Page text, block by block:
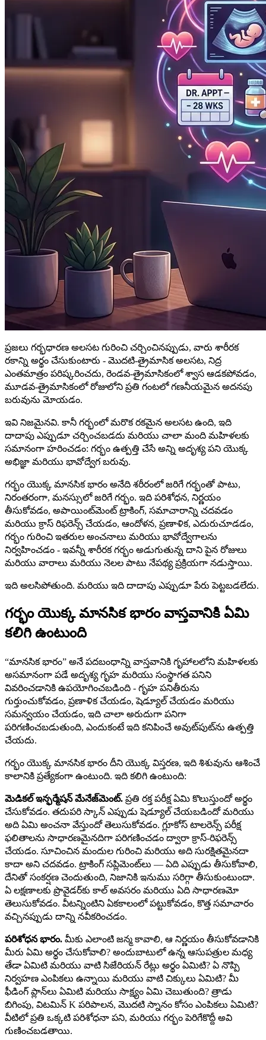
ప్రజలు గర్భధారణ అలసట గురించి చర్చించినప్పుడు, వారు శారీరక
రకాన్ని అర్థం చేసుకుంటారు - మొదటి-త్రైమాసిక అలసట, నిద్ర
ఎంతమాత్రం పరిష్కరించదు, రెండవ-త్రైమాసికంలో శ్వాస ఆడకపోవడం,
మూడవ-త్రైమాసికంలో రోజులోని ప్రతి గంటలో గణనీయమైన అదనపు
బరువును మోయడం.
ఇవి నిజమైనవి. కానీ గర్భంలో మరొక రకమైన అలసట ఉంది, ఇది
దాదాపు ఎప్పుడూ చర్చించబడదు మరియు చాలా మంది మహిళలకు
సమానంగా హరించడం: గర్భం ఉత్పత్తి చేసే అన్ని అదృశ్య పని యొక్క
అభిజ్ఞా మరియు భావోద్వేగ బరువు.
గర్భం యొక్క మానసిక భారం అనేది శరీరంలో జరిగే గర్భంతో పాటు,
నిరంతరంగా, మనస్సులో జరిగే గర్భం. ఇది పరిశోధన, నిర్ణయం
తీసుకోవడం, అపాయింట్‌మెంట్ ట్రాకింగ్, సమాచారాన్ని చదవడం
మరియు క్రాస్ రిఫరెన్స్ చేయడం, ఆందోళన, ప్రణాళిక, ఎదురుచూడడం,
గర్భం గురించి ఇతరుల అంచనాలు మరియు భావోద్వేగాలను
నిర్వహించడం - ఇవన్నీ శారీరక గర్భం అడుగుతున్న దాని పైన రోజులు
మరియు వారాలు మరియు నెలల పాటు నేపథ్య ప్రక్రియగా నడుస్తాయి.
ఇది అలసిపోతుంది. మరియు ఇది దాదాపు ఎప్పుడూ పేరు పెట్టబడలేదు.
గర్భం యొక్క మానసిక భారం వాస్తవానికి ఏమి
కలిగి ఉంటుంది
“మానసిక భారం” అనే పదబంధాన్ని వాస్తవానికి గృహాలలోని మహిళలకు
అసమానంగా పడే అదృశ్య గృహ మరియు సంస్థాగత పనిని
వివరించడానికి ఉపయోగించబడింది - గృహ పనితీరును
గుర్తుంచుకోవడం, ప్రణాళిక చేయడం, షెడ్యూల్ చేయడం మరియు
సమన్వయం చేయడం, ఇది చాలా అరుదుగా పనిగా
పరిగణించబడుతుంది, ఎందుకంటే ఇది కనిపించే అవుట్‌పుట్‌ను ఉత్పత్తి
చేయదు.
గర్భం యొక్క మానసిక భారం దీని యొక్క విస్తరణ, ఇది శిశువును ఆశించే
కాలానికి ప్రత్యేకంగా ఉంటుంది. ఇది కలిగి ఉంటుంది:
మెడికల్ ఇన్ఫర్మేషన్ మేనేజ్‌మెంట్. ప్రతి రక్త పరీక్ష ఏమి కొలుస్తుందో అర్థం
చేసుకోవడం. తదుపరి స్కాన్ ఎప్పుడు షెడ్యూల్ చేయబడిందో మరియు
అది ఏమి అంచనా వేస్తుందో తెలుసుకోవడం. గ్లూకోస్ టాలరెన్స్ పరీక్ష
ఫలితాలను సాధారణమైనదిగా పరిగణించడం ద్వారా క్రాస్-రిఫరెన్స్
చేయడం. సూచించిన మందుల గురించి మరియు అది సురక్షితమైనదా
కాదా అని చదవడం. ట్రాకింగ్ సప్లిమెంట్‌లు — ఏది ఎప్పుడు తీసుకోవాలి,
దేనితో సంకర్షణ చెందుతుంది, నిజానికి ఇనుము సరిగ్గా తీసుకుంటుందా.
ఏ లక్షణాలకు ప్రొవైడర్‌కు కాల్ అవసరం మరియు ఏది సాధారణమో
తెలుసుకోవడం. వీటన్నింటిని ఏకకాలంలో పట్టుకోవడం, కొత్త సమాచారం
వచ్చినప్పుడు దాన్ని నవీకరించడం.
పరిశోధన భారం. మీకు ఎలాంటి జన్మ కావాలి, ఆ నిర్ణయం తీసుకోవడానికి
మీరు ఏమి అర్థం చేసుకోవాలి? అందుబాటులో ఉన్న ఆసుపత్రుల మధ్య
తేడా ఏమిటి మరియు వాటి సిజేరియన్ రేట్లు అర్థం ఏమిటి? ఏ నొప్పి
నిర్వహణ ఎంపికలు ఉన్నాయి మరియు వాటి చిక్కులు ఏమిటి? మీ
ఫీడింగ్ ప్లాన్‌లు ఏమిటి మరియు సాక్ష్యం ఏమి చెబుతుంది? త్రాడు
బిగింపు, విటమిన్ K పరిపాలన, మొదటి స్నానం కోసం ఎంపికలు ఏమిటి?
వీటిలో ప్రతి ఒక్కటి పరిశోధనా పని, మరియు గర్భం పెరిగేకొద్దీ అవి
గుణించబడతాయి.